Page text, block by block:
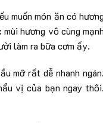
muốn món ăn có hương
hương vô cùng mạnh
làm ra bữa cơm ấy.
mỡ rất dễ nhanh ngán.
vị của bạn ngay thôi.